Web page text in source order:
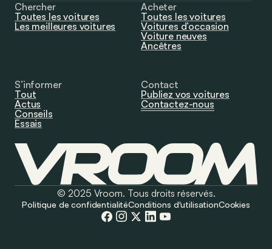
Chercher
Toutes les voitures
Les meilleures voitures
Acheter
Toutes les voitures
Voitures d’occasion
Voiture neuves
Ancêtres
S’informer
Tout
Actus
Conseils
Essais
Contact
Publiez vos voitures
Contactez-nous
© 2025 Vroom. Tous droits réservés.
Politique de confidentialitéConditions d'utilisationCookies